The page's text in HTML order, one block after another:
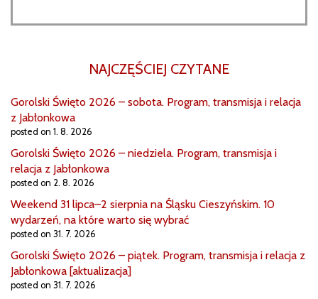
NAJCZĘŚCIEJ CZYTANE
Gorolski Święto 2026 – sobota. Program, transmisja i relacja
z Jabłonkowa
posted on 1. 8. 2026
Gorolski Święto 2026 – niedziela. Program, transmisja i
relacja z Jabłonkowa
posted on 2. 8. 2026
Weekend 31 lipca–2 sierpnia na Śląsku Cieszyńskim. 10
wydarzeń, na które warto się wybrać
posted on 31. 7. 2026
Gorolski Święto 2026 – piątek. Program, transmisja i relacja z
Jabłonkowa [aktualizacja]
posted on 31. 7. 2026